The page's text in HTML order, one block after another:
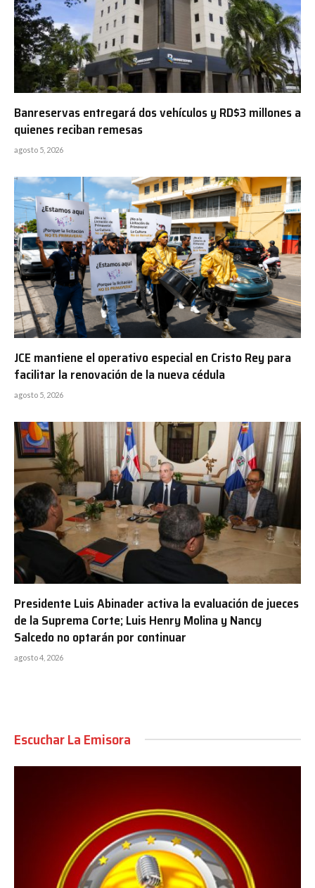
Banreservas entregará dos vehículos y RD$3 millones a
quienes reciban remesas
agosto 5, 2026
JCE mantiene el operativo especial en Cristo Rey para
facilitar la renovación de la nueva cédula
agosto 5, 2026
Presidente Luis Abinader activa la evaluación de jueces
de la Suprema Corte; Luis Henry Molina y Nancy
Salcedo no optarán por continuar
agosto 4, 2026
Escuchar La Emisora